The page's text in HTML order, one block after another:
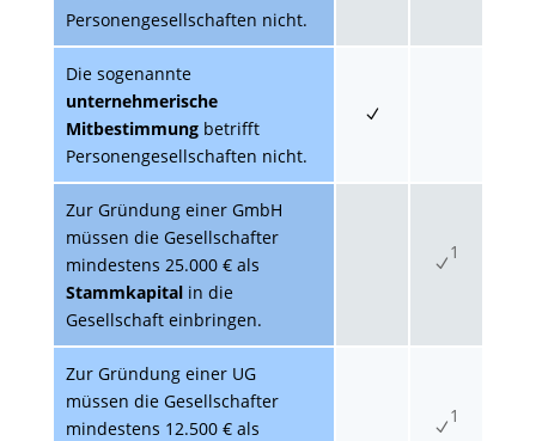
Personengesellschaften nicht.
Die sogenannte
unternehmerische
Mitbestimmungbetrifft
Personengesellschaften nicht.
Zur Gründung einer GmbH
müssen die Gesellschafter
mindestens 25.000 € als
Stammkapitalin die
Gesellschaft einbringen.
1
Zur Gründung einer UG
müssen die Gesellschafter
mindestens 12.500 € als
1